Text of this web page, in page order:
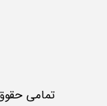
تمامی